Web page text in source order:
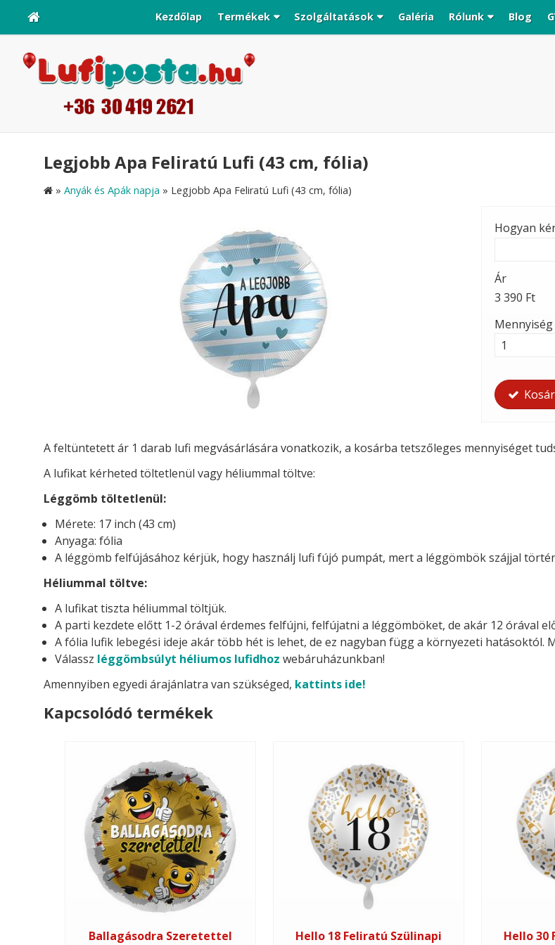
Kezdőlap Termékek Szolgáltatások Galéria Rólunk Blog
Legjobb Apa Feliratú Lufi (43 cm, fólia)
» Anyák és Apák napja » Legjobb Apa Feliratú Lufi (43 cm, fólia)
Hogyan
Ár
3 390 Ft
Mennyiség
A feltüntetett ár 1 darab lufi megvásárlására vonatkozik, a kosárba tetszőleges mennyiséget
A lufikat kérheted töltetlenül vagy héliummal töltve:
Léggömb töltetlenül:
Mérete: 17 inch (43 cm)
Anyaga: fólia
A léggömb felfújásához kérjük, hogy használj lufi fújó pumpát, mert a léggömbök szájjal
Héliummal töltve:
A lufikat tiszta héliummal töltjük.
A parti kezdete előtt 1-2 órával érdemes felfújni, felfújatni a léggömböket, de akár 12 órával
A fólia lufik lebegési ideje akár több hét is lehet, de ez nagyban függ a környezeti hatásoktól.
Válassz léggömbsúlyt héliumos lufidhoz webáruházunkban!
Amennyiben egyedi árajánlatra van szükséged, kattints ide!
Kapcsolódó termékek
Ballagásodra Szeretettel
Hello 18 Feliratú Szülinapi
Hello 30